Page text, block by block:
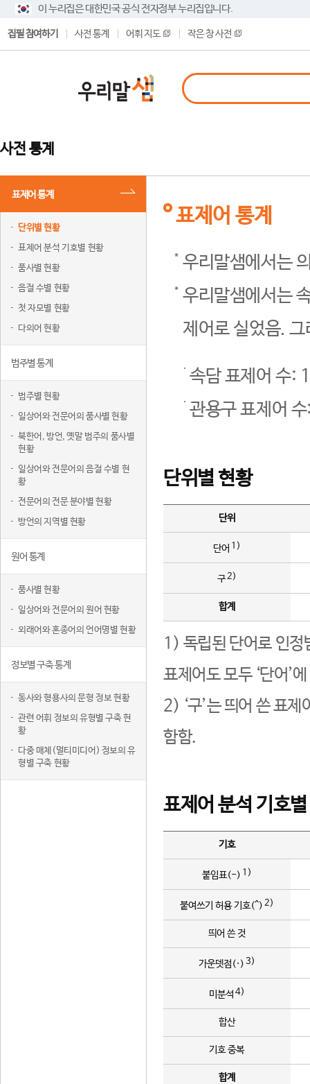
이 누리집은 대한민국 공식 전자정부 누리집입니다.
집필 참여하기 사전 통계 어휘 지도 작은 창 사전
사전 통계
표제어 통계
단위별 현황
표제어 분석 기호별 현황
품사별 현황
음절 수별 현황
첫 자모별 현황
다의어 현황
범주별 통계
범주별 현황
일상어와 전문어의 품사별 현황
북한어, 방언, 옛말 범주의 품사별
현황
일상어와 전문어의 음절 수별 현
황
전문어의 전문 분야별 현황
방언의 지역별 현황
원어 통계
품사별 현황
일상어와 전문어의 원어 현황
외래어와 혼종어의 언어명별 현황
정보별 구축 통계
동사와 형용사의 문형 정보 현황
관련 어휘 정보의 유형별 구축 현
황
다중 매체(멀티미디어) 정보의 유
형별 구축 현황
표제어 통계
우리말샘에서는
우리말샘에서는
제어로 실었음.
속담 표제어 수:
관용구 표제어
단위별 현황
단위
단어 1)
구2)
합계
1) 독립된 단어로 인정
표제어도 모두 ‘단어’
2) ‘구’는 띄어 쓴 표
함함.
표제어 분석 기호
기호
붙임표(-) 1)
붙여쓰기 허용 기호(^) 2)
띄어 쓴 것
가운뎃점(·) 3)
미분석 4)
합산
기호 중복
합계